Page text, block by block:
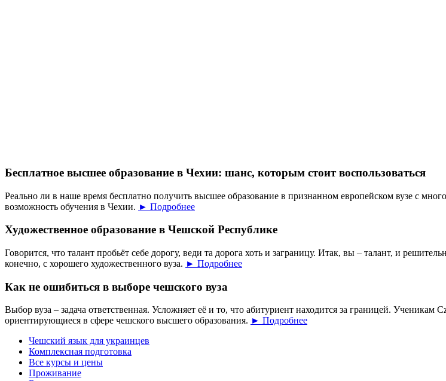
Бесплатное высшее образование в Чехии: шанс, которым стоит воспользоваться
Реально ли в наше время бесплатно получить высшее образование в признанном европейском вузе с
возможность обучения в Чехии. ► Подробнее
Художественное образование в Чешской Республике
Говорится, что талант пробьёт себе дорогу, веди та дорога хоть и заграницу. Итак, вы – талант, и
конечно, с хорошего художественного вуза. ► Подробнее
Как не ошибиться в выборе чешского вуза
Выбор вуза – задача ответственная. Усложняет её и то, что абитуриент находится за границей.
ориентирующиеся в сфере чешского высшего образования. ► Подробнее
Чешский язык для украинцев
Комплексная подготовка
Все курсы и цены
Проживание